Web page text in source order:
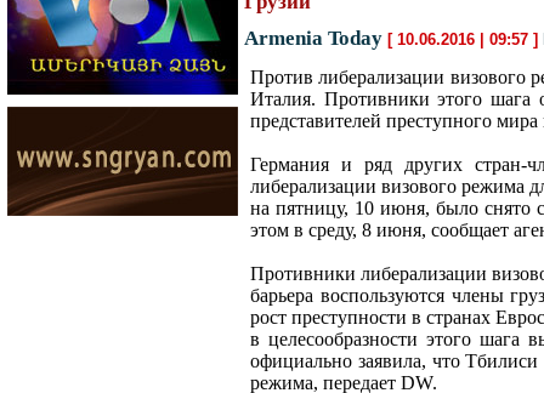
Armenia Today [ 10.06.2016 | 09:57 ]
Против либерализации визового
Италия. Противники этого шага
представителей преступного мира
Германия и ряд других стран-
либерализации визового режима
на пятницу, 10 июня, было снято
этом в среду, 8 июня, сообщает
Противники либерализации
барьера воспользуются члены
рост преступности в странах
в целесообразности этого шага
официально заявила, что
режима, передает DW.